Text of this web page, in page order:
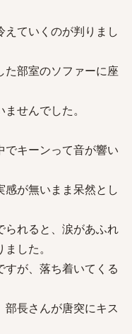
ていくのが判りまし
部室のソファーに座
せんでした。
キーンって音が響い
が無いまま呆然とし
られると、涙があふれ
した。
すが、落ち着いてくる
長さんが唐突にキス